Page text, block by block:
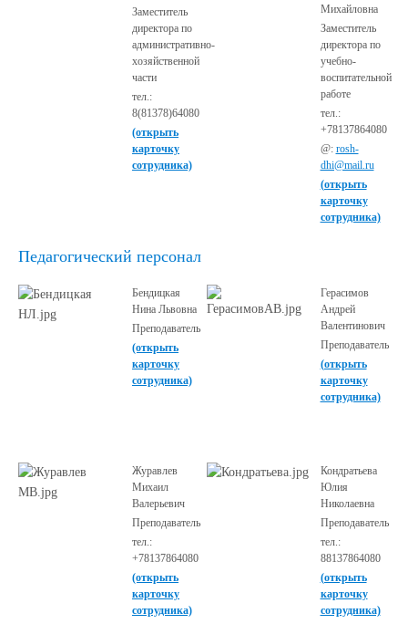
Заместитель
директора по
административно-
хозяйственной
части
тел.:
8(81378)64080
(открыть
карточку
сотрудника)
Михайловна
Заместитель
директора по
учебно-
воспитательной
работе
тел.:
+78137864080
@: rosh-
dhi@mail.ru
(открыть
карточку
сотрудника)
Педагогический персонал
Бендицкая
Нина Львовна
Преподаватель
(открыть
карточку
сотрудника)
Герасимов
Андрей
Валентинович
Преподаватель
(открыть
карточку
сотрудника)
Журавлев
Михаил
Валерьевич
Преподаватель
тел.:
+78137864080
(открыть
карточку
сотрудника)
Кондратьева
Юлия
Николаевна
Преподаватель
тел.:
88137864080
(открыть
карточку
сотрудника)